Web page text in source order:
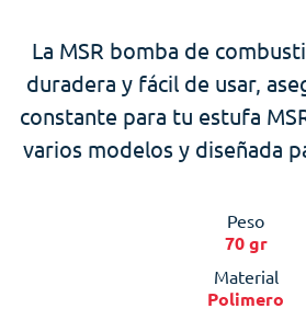
La MSR bomba de
duradera y fácil de usar,
constante para tu estufa
varios modelos y diseñada
Peso
70 gr
Material
Polimero